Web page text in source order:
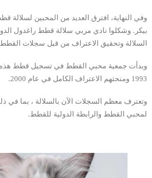
وفي النهاية، افترق العديد من المحبين لسلالة
بيكر. وشكلوا نادي مربي سلالة قطط راغدول
السلالة وتحقيق الاعتراف من قبل سجلات
وبدأت جمعية محبي القطط في تسجيل قطط هذه
1993 ومنحتهم الاعتراف الكامل في عام 2000.
وتعترف معظم السجلات الآن بالسلالة ، بما في
لمحبي القطط والرابطة الدولية للقطط.